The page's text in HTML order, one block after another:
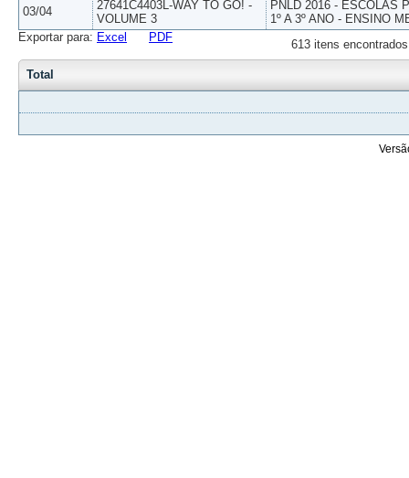
03/04
27641C4403L-WAY TO GO! -
VOLUME 3
PNLD 2016 - ESCOLAS
1º A 3º ANO - ENSINO
613 itens
Exportar para: Excel PDF
Total